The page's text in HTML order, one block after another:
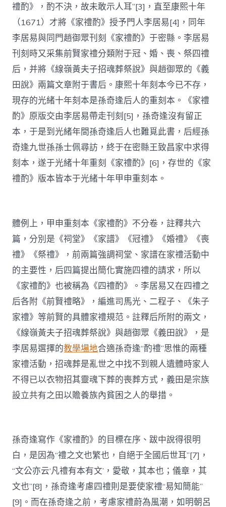
禮酌》，酌不決，故未敢示人耳”[3]，直至康熙十年
（1671）才將《家禮酌》授予門人李居易[4]，同年
李居易與同門趙御眾刊刻《家禮酌》于密縣。李居易
刊刻時又采集前賢家禮分類附于冠、婚、喪、祭四禮
后，并將《線嶺黃夫子招魂葬祭說》與趙御眾的《義
田說》兩篇文章附于書后。康熙十年刻本今已不存，
現存的光緒十年刻本是孫奇逢后人的重刻本。《家禮
酌》原版交由李居易帶走刊刻[5]，孫奇逢沒有留正
本，于是到光緒年間孫奇逢后人也難覓此書，后經孫
奇逢九世孫孫士佩尋訪，終于在密縣王致昌家中求得
刻本，遂于光緒十年重刻《家禮酌》[6]，存世的《家
禮酌》版本皆本于光緒十年甲申重刻本。
體例上，甲申重刻本《家禮酌》不分卷，註釋共六
篇，分別是《祠堂》《家譜》《冠禮》《婚禮》《喪
禮》《祭禮》，前兩篇強調祠堂、家譜在家禮活動中
的主要性，后四篇提出簡化實施四禮的請求，所以
《家禮酌》也被稱為《四禮酌》。李居易又在四禮之
后各附《前賢禮略》，編進司馬光、二程子、《朱子
家禮》等前賢的具體家禮規范。註釋后所附的兩文，
《線嶺黃夫子招魂葬祭說》與趙御眾《義田說》，是
李居易選擇的教學場地合適孫奇逢“酌禮”思惟的兩種
家禮活動，招魂葬是亂世之中找不到親人遺體時家人
不得已以衣物招其靈魂下葬的喪葬方式，義田是宗族
設立共有之田以贍養族內貧困之人的舉措。
孫奇逢寫作《家禮酌》的目標在序、跋中說得很明
白，是因為“禮之文也繁也，自絕于全國后世耳”[7]，
“文公亦云‘凡禮有本有文’，愛敬，其本也；儀章，其
文也”[8]，孫奇逢考慮四禮則是要使家禮“易知簡能”
[9]。而在孫奇逢之前，考慮家禮蔚為風潮，如明朝呂